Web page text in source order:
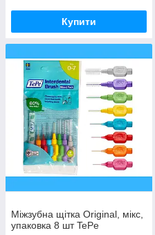
Купити
Міжзубна щітка Original, мікс,
упаковка 8 шт TePe